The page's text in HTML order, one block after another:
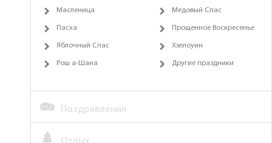
Масленица Медовый Спас
Пасха Прощенное Воскресенье
Яблочный Спас Хэллоуин
Рош а-Шана Другие праздники
Поздравления
Отдых